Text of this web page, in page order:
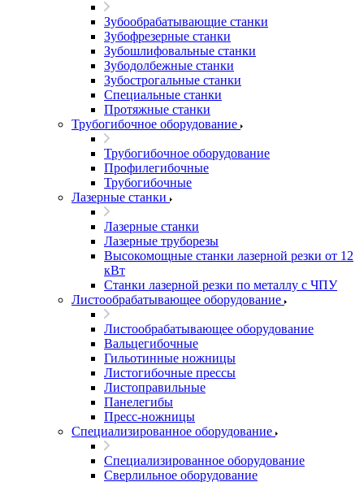
Зубообрабатывающие станки
Зубофрезерные станки
Зубошлифовальные станки
Зубодолбежные станки
Зубострогальные станки
Специальные станки
Протяжные станки
Трубогибочное оборудование
Трубогибочное оборудование
Профилегибочные
Трубогибочные
Лазерные станки
Лазерные станки
Лазерные труборезы
Высокомощные станки лазерной резки от 12
кВт
Станки лазерной резки по металлу с ЧПУ
Листообрабатывающее оборудование
Листообрабатывающее оборудование
Вальцегибочные
Гильотинные ножницы
Листогибочные прессы
Листоправильные
Панелегибы
Пресс-ножницы
Специализированное оборудование
Специализированное оборудование
Сверлильное оборудование